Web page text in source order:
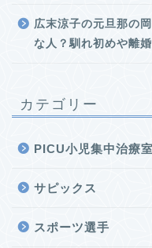
広末涼子の元旦那の
な人？馴れ初めや離
カテゴリー
PICU小児集中治療室
サピックス
スポーツ選手